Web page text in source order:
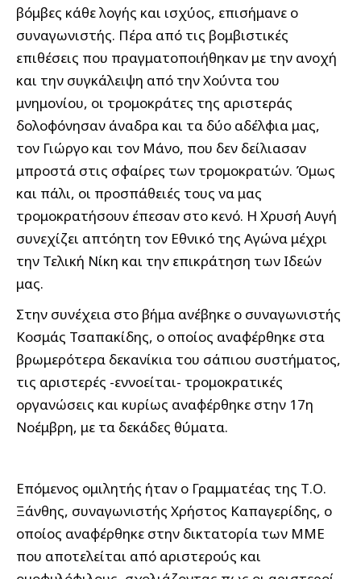
βόμβες κάθε λογής και ισχύος, επισήμανε ο
συναγωνιστής. Πέρα από τις βομβιστικές
επιθέσεις που πραγματοποιήθηκαν με την ανοχή
και την συγκάλειψη από την Χούντα του
μνημονίου, οι τρομοκράτες της αριστεράς
δολοφόνησαν άναδρα και τα δύο αδέλφια μας,
τον Γιώργο και τον Μάνο, που δεν δείλιασαν
μπροστά στις σφαίρες των τρομοκρατών. Όμως
και πάλι, οι προσπάθειές τους να μας
τρομοκρατήσουν έπεσαν στο κενό. Η Χρυσή Αυγή
συνεχίζει απτόητη τον Εθνικό της Αγώνα μέχρι
την Τελική Νίκη και την επικράτηση των Ιδεών
μας.
Στην συνέχεια στο βήμα ανέβηκε ο συναγωνιστής
Κοσμάς Τσαπακίδης, ο οποίος αναφέρθηκε στα
βρωμερότερα δεκανίκια του σάπιου συστήματος,
τις αριστερές -εννοείται- τρομοκρατικές
οργανώσεις και κυρίως αναφέρθηκε στην 17η
Νοέμβρη, με τα δεκάδες θύματα.
Επόμενος ομιλητής ήταν ο Γραμματέας της Τ.Ο.
Ξάνθης, συναγωνιστής Χρήστος Καπαγερίδης, ο
οποίος αναφέρθηκε στην δικτατορία των ΜΜΕ
που αποτελείται από αριστερούς και